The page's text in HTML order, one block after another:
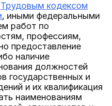
Трудовым кодексом
, иными федеральными
работ по
профессиям,
предоставление
наличие
должностей
государственных и
и их квалификация
наименованиям